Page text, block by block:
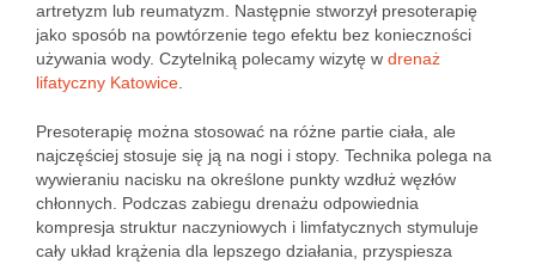
artretyzm lub reumatyzm. Następnie stworzył presoterapię
jako sposób na powtórzenie tego efektu bez konieczności
używania wody. Czytelniką polecamy wizytę w drenaż
lifatyczny Katowice
Presoterapię można stosować na różne partie ciała, ale
najczęściej stosuje się ją na nogi i stopy. Technika polega na
wywieraniu nacisku na określone punkty wzdłuż węzłów
chłonnych. Podczas zabiegu drenażu odpowiednia
kompresja struktur naczyniowych i limfatycznych stymuluje
cały układ krążenia dla lepszego działania, przyspiesza